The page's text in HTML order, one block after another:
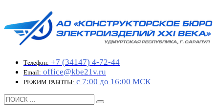
Телефон: +7 (34147) 4-72-44
Email: office@kbe21v.ru
РЕЖИМ РАБОТЫ: с 7:00 до 16:00 МСК